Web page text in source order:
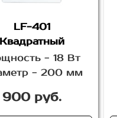
LF-401
Квадратный
- 18 Вт
- 200 мм
900 руб.